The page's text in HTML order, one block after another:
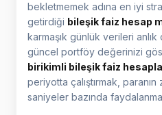
bekletmemek adına en iyi
getirdiği bileşik faiz hesap
karmaşık günlük verileri
güncel portföy değerinizi
birikimli bileşik faiz
periyotta çalıştırmak,
saniyeler bazında